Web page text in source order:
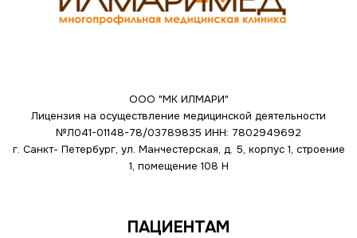
ООО "МК ИЛМАРИ"
Лицензия на осуществление медицинской деятельности
№Л041-01148-78/03789835 ИНН: 7802949692
г. Санкт- Петербург, ул. Манчестерская, д. 5, корпус 1, строение
1, помещение 108 Н
ПАЦИЕНТАМ